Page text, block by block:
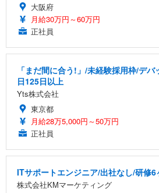
大阪府
月給30万円～60万円
正社員
「まだ間に合う!」/未経験採用枠/デ
日125日以上
Yts株式会社
東京都
月給28万5,000円～50万円
正社員
ITサポートエンジニア/出社なし/研修6
株式会社KMマーケティング